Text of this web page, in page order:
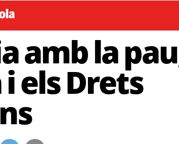
amb la
els Drets